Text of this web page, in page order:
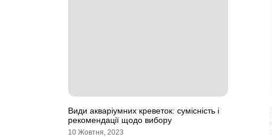
Види акваріумних креветок: сумісність і
рекомендації щодо вибору
10 Жовтня, 2023